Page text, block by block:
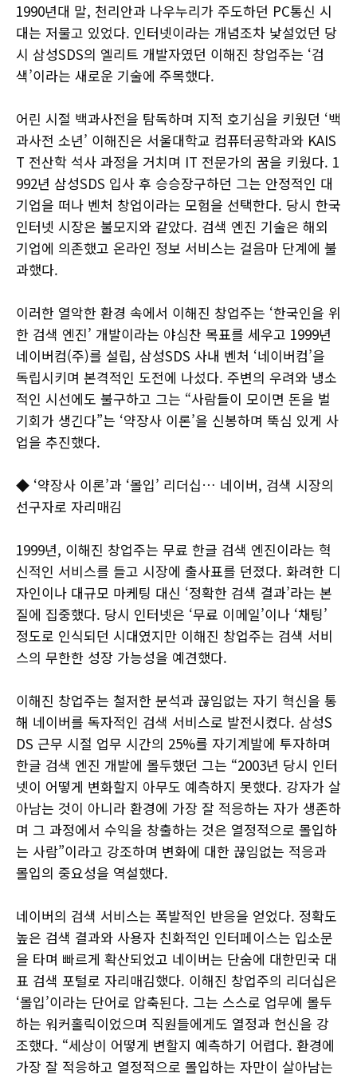
1990년대 말, 천리안과 나우누리가 주도하던 PC통신 시
대는 저물고 있었다. 인터넷이라는 개념조차 낯설었던 당
시 삼성SDS의 엘리트 개발자였던 이해진 창업주는 ‘검
색’이라는 새로운 기술에 주목했다.
어린 시절 백과사전을 탐독하며 지적 호기심을 키웠던 ‘백
과사전 소년’ 이해진은 서울대학교 컴퓨터공학과와 KAIS
T 전산학 석사 과정을 거치며 IT 전문가의 꿈을 키웠다. 1
992년 삼성SDS 입사 후 승승장구하던 그는 안정적인 대
기업을 떠나 벤처 창업이라는 모험을 선택한다. 당시 한국
인터넷 시장은 불모지와 같았다. 검색 엔진 기술은 해외
기업에 의존했고 온라인 정보 서비스는 걸음마 단계에 불
과했다.
이러한 열악한 환경 속에서 이해진 창업주는 ‘한국인을 위
한 검색 엔진’ 개발이라는 야심찬 목표를 세우고 1999년
네이버컴(주)를 설립, 삼성SDS 사내 벤처 ‘네이버컴’을
독립시키며 본격적인 도전에 나섰다. 주변의 우려와 냉소
적인 시선에도 불구하고 그는 “사람들이 모이면 돈을 벌
기회가 생긴다”는 ‘약장사 이론’을 신봉하며 뚝심 있게 사
업을 추진했다.
◆ ‘약장사 이론’과 ‘몰입’ 리더십… 네이버, 검색 시장의
선구자로 자리매김
1999년, 이해진 창업주는 무료 한글 검색 엔진이라는 혁
신적인 서비스를 들고 시장에 출사표를 던졌다. 화려한 디
자인이나 대규모 마케팅 대신 ‘정확한 검색 결과’라는 본
질에 집중했다. 당시 인터넷은 ‘무료 이메일’이나 ‘채팅’
정도로 인식되던 시대였지만 이해진 창업주는 검색 서비
스의 무한한 성장 가능성을 예견했다.
이해진 창업주는 철저한 분석과 끊임없는 자기 혁신을 통
해 네이버를 독자적인 검색 서비스로 발전시켰다. 삼성S
DS 근무 시절 업무 시간의 25%를 자기계발에 투자하며
한글 검색 엔진 개발에 몰두했던 그는 “2003년 당시 인터
넷이 어떻게 변화할지 아무도 예측하지 못했다. 강자가 살
아남는 것이 아니라 환경에 가장 잘 적응하는 자가 생존하
며 그 과정에서 수익을 창출하는 것은 열정적으로 몰입하
는 사람”이라고 강조하며 변화에 대한 끊임없는 적응과
몰입의 중요성을 역설했다.
네이버의 검색 서비스는 폭발적인 반응을 얻었다. 정확도
높은 검색 결과와 사용자 친화적인 인터페이스는 입소문
을 타며 빠르게 확산되었고 네이버는 단숨에 대한민국 대
표 검색 포털로 자리매김했다. 이해진 창업주의 리더십은
‘몰입’이라는 단어로 압축된다. 그는 스스로 업무에 몰두
하는 워커홀릭이었으며 직원들에게도 열정과 헌신을 강
조했다. “세상이 어떻게 변할지 예측하기 어렵다. 환경에
가장 잘 적응하고 열정적으로 몰입하는 자만이 살아남는